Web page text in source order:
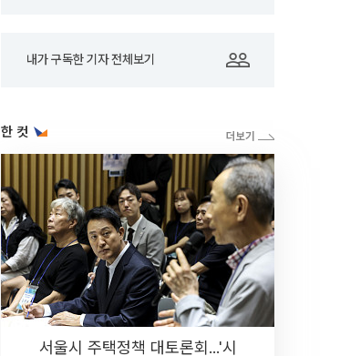
내가 구독한 기자 전체보기
한 컷
서울시 주택정책 대토론회...'시